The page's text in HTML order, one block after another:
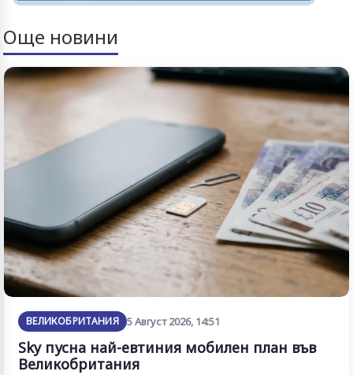
Още новини
ВЕЛИКОБРИТАНИЯ 5 Август 2026, 14:51
Sky пусна най-евтиния мобилен план във
Великобритания